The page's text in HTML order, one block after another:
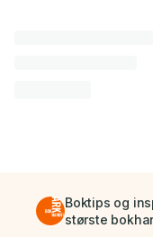
Boktips og
største